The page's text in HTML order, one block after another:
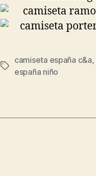
Etiquetas
camiseta españa c&a,
españa niño